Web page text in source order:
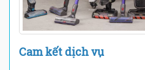
Cam kết dịch vụ